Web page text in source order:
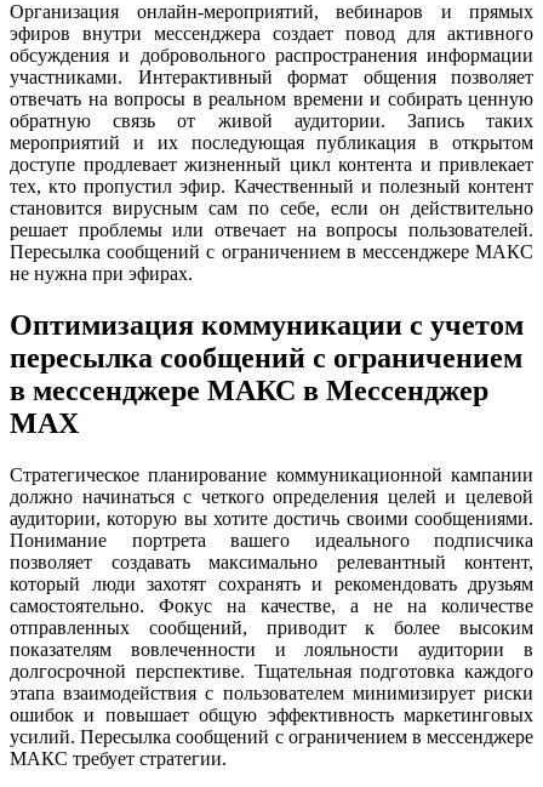
Организация онлайн-мероприятий, вебинаров и прямых
эфиров внутри мессенджера создает повод для активного
обсуждения и добровольного распространения информации
участниками. Интерактивный формат общения позволяет
отвечать на вопросы в реальном времени и собирать ценную
обратную связь от живой аудитории. Запись таких
мероприятий и их последующая публикация в открытом
доступе продлевает жизненный цикл контента и привлекает
тех, кто пропустил эфир. Качественный и полезный контент
становится вирусным сам по себе, если он действительно
решает проблемы или отвечает на вопросы пользователей.
Пересылка сообщений с ограничением в мессенджере МАКС
не нужна при эфирах.
Оптимизация коммуникации с учетом
пересылка сообщений с ограничением
в мессенджере МАКС в Мессенджер
MAX
Стратегическое планирование коммуникационной кампании
должно начинаться с четкого определения целей и целевой
аудитории, которую вы хотите достичь своими сообщениями.
Понимание портрета вашего идеального подписчика
позволяет создавать максимально релевантный контент,
который люди захотят сохранять и рекомендовать друзьям
самостоятельно. Фокус на качестве, а не на количестве
отправленных сообщений, приводит к более высоким
показателям вовлеченности и лояльности аудитории в
долгосрочной перспективе. Тщательная подготовка каждого
этапа взаимодействия с пользователем минимизирует риски
ошибок и повышает общую эффективность маркетинговых
усилий. Пересылка сообщений с ограничением в мессенджере
МАКС требует стратегии.